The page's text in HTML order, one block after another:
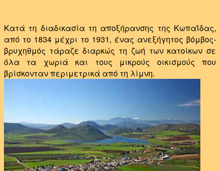
Κατά τη διαδικασία τη αποξήρανσης της Κωπαΐδας,
από το 1834 μέχρι το 1931, ένας ανεξήγητος βόμβος-
βρυχηθμός τάραζε διαρκώς τη ζωή των κατοίκων σε
όλα τα χωριά και τους μικρούς οικισμούς που
βρίσκονταν περιμετρικά από τη λίμνη.